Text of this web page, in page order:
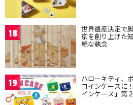
18 世界遺産決定で
京を創り上げた
絶な執念
19 ハローキティ、
コインケースに
インケース」第